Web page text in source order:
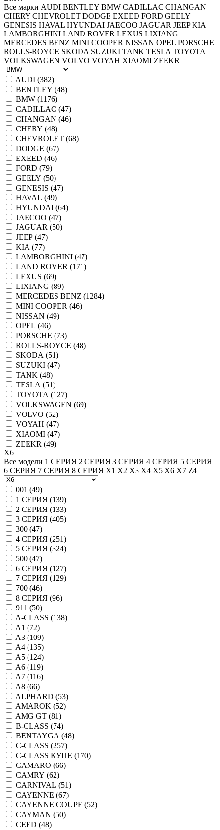
Все марки AUDI BENTLEY BMW CADILLAC CHANGAN
CHERY CHEVROLET DODGE EXEED FORD GEELY
GENESIS HAVAL HYUNDAI JAECOO JAGUAR JEEP KIA
LAMBORGHINI LAND ROVER LEXUS LIXIANG
MERCEDES BENZ MINI COOPER NISSAN OPEL PORSCHE
ROLLS-ROYCE SKODA SUZUKI TANK TESLA TOYOTA
VOLKSWAGEN VOLVO VOYAH XIAOMI ZEEKR
AUDI (382)
BENTLEY (48)
BMW (1176)
CADILLAC (47)
CHANGAN (46)
CHERY (48)
CHEVROLET (68)
DODGE (67)
EXEED (46)
FORD (79)
GEELY (50)
GENESIS (47)
HAVAL (49)
HYUNDAI (64)
JAECOO (47)
JAGUAR (50)
JEEP (47)
KIA (77)
LAMBORGHINI (47)
LAND ROVER (171)
LEXUS (69)
LIXIANG (89)
MERCEDES BENZ (1284)
MINI COOPER (46)
NISSAN (49)
OPEL (46)
PORSCHE (73)
ROLLS-ROYCE (48)
SKODA (51)
SUZUKI (47)
TANK (48)
TESLA (51)
TOYOTA (127)
VOLKSWAGEN (69)
VOLVO (52)
VOYAH (47)
XIAOMI (47)
ZEEKR (49)
X6
Все модели 1 СЕРИЯ 2 СЕРИЯ 3 СЕРИЯ 4 СЕРИЯ 5 СЕРИЯ
6 СЕРИЯ 7 СЕРИЯ 8 СЕРИЯ X1 X2 X3 X4 X5 X6 X7 Z4
001 (49)
1 СЕРИЯ (139)
2 СЕРИЯ (133)
3 СЕРИЯ (405)
300 (47)
4 СЕРИЯ (251)
5 СЕРИЯ (324)
500 (47)
6 СЕРИЯ (127)
7 СЕРИЯ (129)
700 (46)
8 СЕРИЯ (96)
911 (50)
A-CLASS (138)
A1 (72)
A3 (109)
A4 (135)
A5 (124)
A6 (119)
A7 (116)
A8 (66)
ALPHARD (53)
AMAROK (52)
AMG GT (81)
B-CLASS (74)
BENTAYGA (48)
C-CLASS (257)
C-CLASS КУПЕ (170)
CAMARO (66)
CAMRY (62)
CARNIVAL (51)
CAYENNE (67)
CAYENNE COUPE (52)
CAYMAN (50)
CEED (48)